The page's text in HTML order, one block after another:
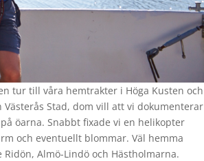
tur till våra hemtrakter i Höga Kusten och
Stad, dom vill att vi dokumenterar
öarna. Snabbt fixade vi en helikopter
och eventuellt blommar. Väl hemma
Almö-Lindö och Hästholmarna.